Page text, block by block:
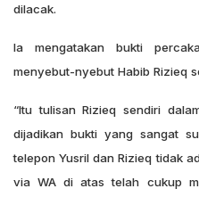
dilacak.
Ia mengatakan bukti
menyebut-nyebut Habib Rizieq
“Itu tulisan Rizieq sendiri
dijadikan bukti yang sangat
telepon Yusril dan Rizieq tidak
via WA di atas telah cukup